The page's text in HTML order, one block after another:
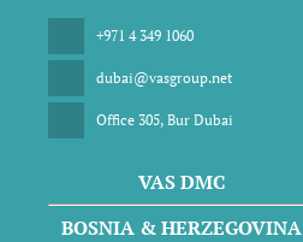
+971 4 349 1060
dubai@vasgroup.net
Office 305, Bur Dubai
VAS DMC
BOSNIA & HERZEGOVINA